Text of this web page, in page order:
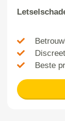
Discreet
Beste